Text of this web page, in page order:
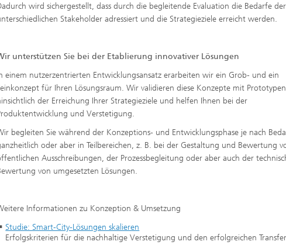
wird sichergestellt, dass durch die begleitende Evaluation die Bedarfe der
Stakeholder adressiert und die Strategieziele erreicht werden.
unterstützen Sie bei der Etablierung innovativer Lösungen
einem nutzerzentrierten Entwicklungsansatz erarbeiten wir ein Grob- und ein
für Ihren Lösungsraum. Wir validieren diese Konzepte mit Prototypen
der Erreichung Ihrer Strategieziele und helfen Ihnen bei der
und Verstetigung.
begleiten Sie während der Konzeptions- und Entwicklungsphase je nach
oder aber in Teilbereichen, z. B. bei der Gestaltung und Bewertung
Ausschreibungen, der Prozessbegleitung oder aber auch der
von umgesetzten Lösungen.
Informationen zu Konzeption & Umsetzung
Studie: Smart-City-Lösungen skalieren
Erfolgskriterien für die nachhaltige Verstetigung und den erfolgreichen Transfer